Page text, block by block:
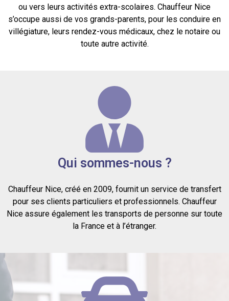
ou vers leurs activités extra-scolaires. Chauffeur Nice
s’occupe aussi de vos grands-parents, pour les conduire en
villégiature, leurs rendez-vous médicaux, chez le notaire ou
toute autre activité.
Qui sommes-nous ?
Chauffeur Nice, créé en 2009, fournit un service de transfert
pour ses clients particuliers et professionnels. Chauffeur
Nice assure également les transports de personne sur toute
la France et à l’étranger.